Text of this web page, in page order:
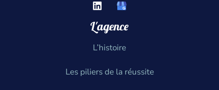
L'agence
L’histoire
Les piliers de la réussite